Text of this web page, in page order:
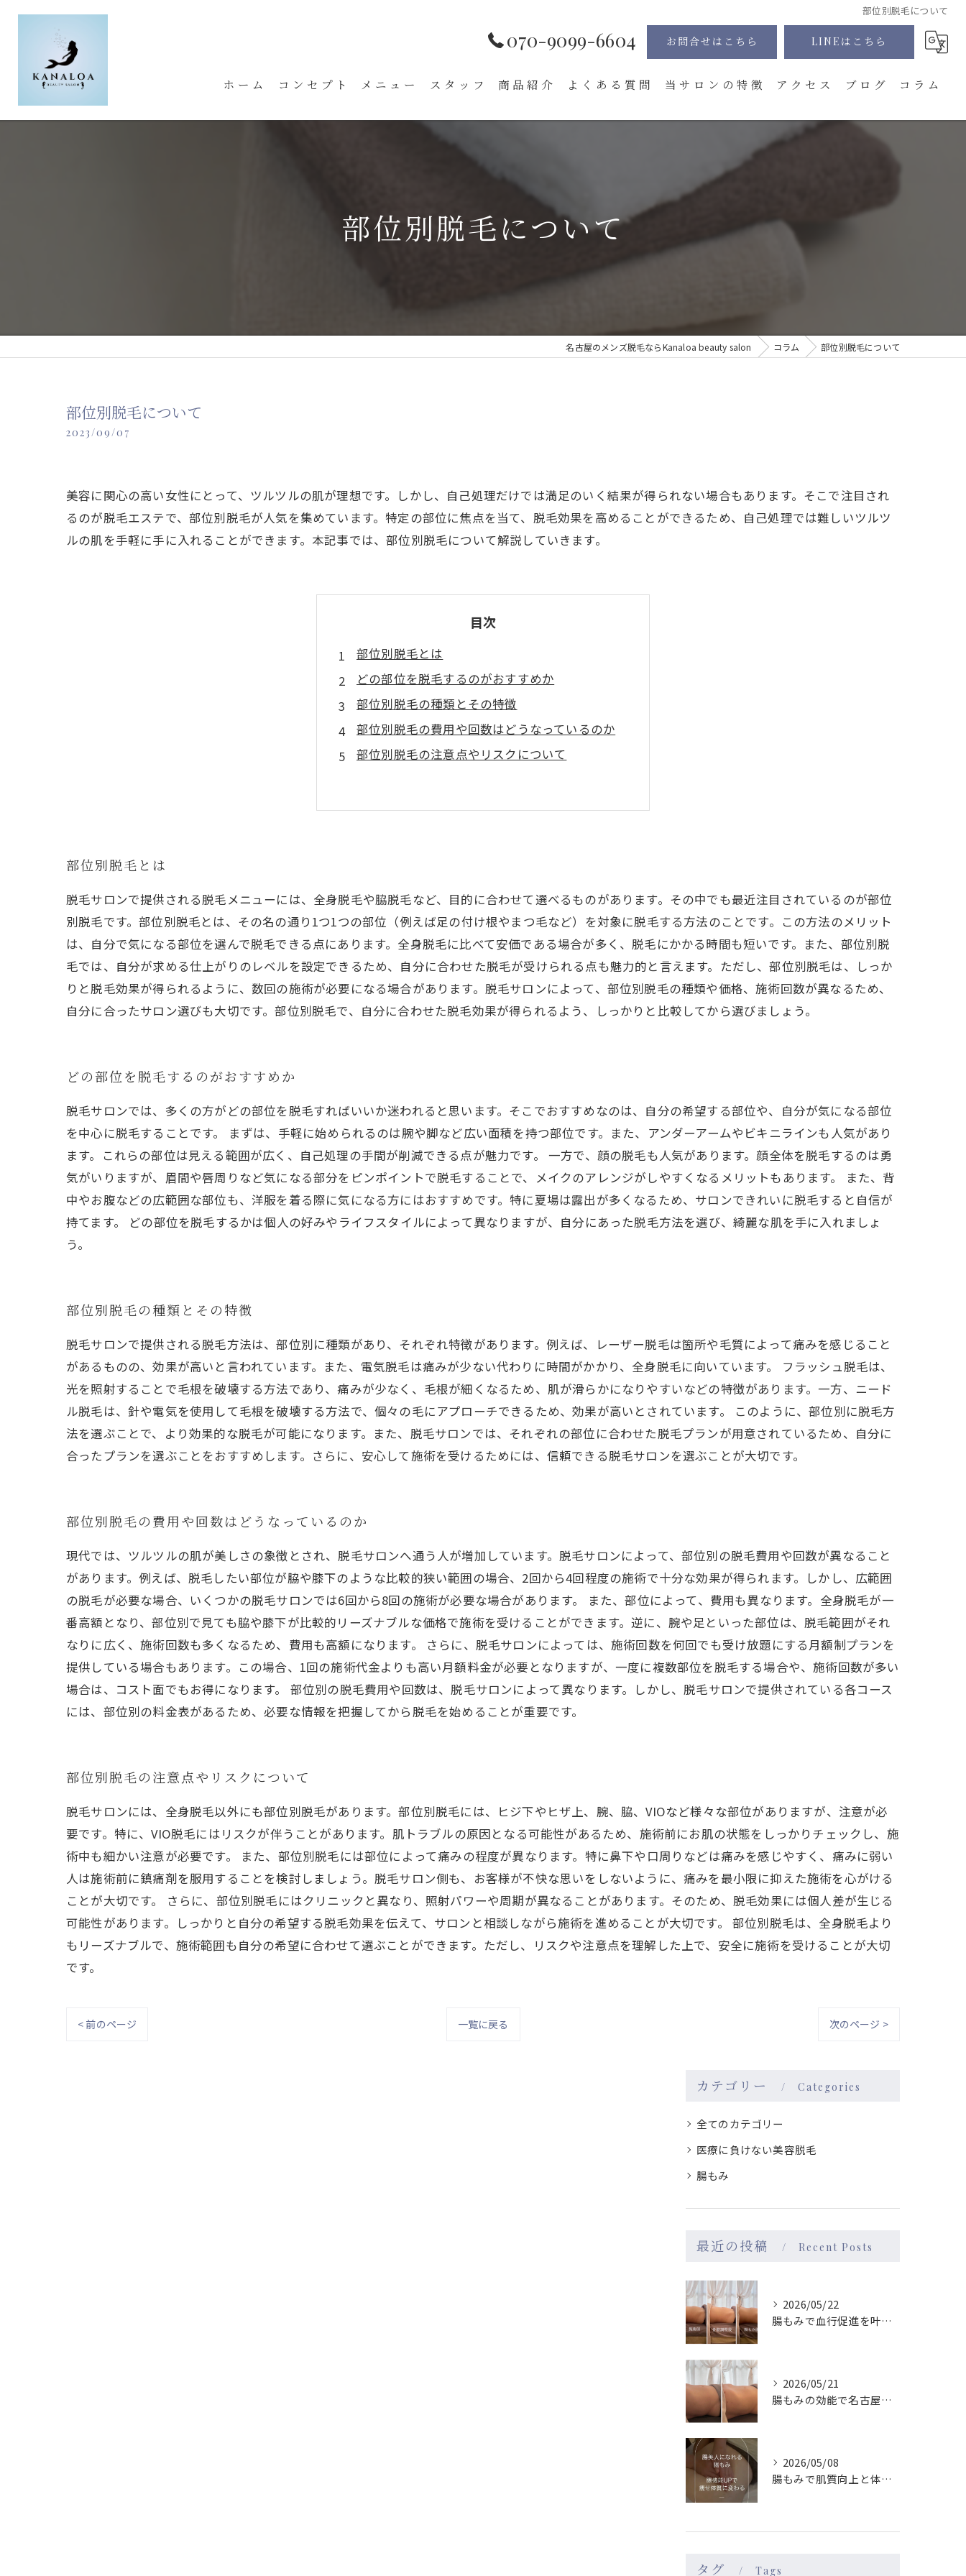
部位別脱毛について
070-9099-6604 お問合せはこちら LINEはこちら
ホーム コンセプト メニュー スタッフ 商品紹介 よくある質問 当サロンの特徴
VIO
アクセス ブログ コラム
部位別脱毛について
名古屋のメンズ脱毛ならKanaloa beauty salon コラム 部位別脱毛について
部位別脱毛について
2023/09/07
美容に関心の高い女性にとって、ツルツルの肌が理想です。しかし、自己処理だけでは満足のいく結果が得られない場合もあります。そこで注目され
るのが脱毛エステで、部位別脱毛が人気を集めています。特定の部位に焦点を当て、脱毛効果を高めることができるため、自己処理では難しいツルツ
ルの肌を手軽に手に入れることができます。本記事では、部位別脱毛について解説していきます。
目次
部位別脱毛とは
どの部位を脱毛するのがおすすめか
部位別脱毛の種類とその特徴
部位別脱毛の費用や回数はどうなっているのか
部位別脱毛の注意点やリスクについて
部位別脱毛とは
脱毛サロンで提供される脱毛メニューには、全身脱毛や脇脱毛など、目的に合わせて選べるものがあります。その中でも最近注目されているのが部位
別脱毛です。部位別脱毛とは、その名の通り1つ1つの部位（例えば足の付け根やまつ毛など）を対象に脱毛する方法のことです。この方法のメリット
は、自分で気になる部位を選んで脱毛できる点にあります。全身脱毛に比べて安価である場合が多く、脱毛にかかる時間も短いです。また、部位別脱
毛では、自分が求める仕上がりのレベルを設定できるため、自分に合わせた脱毛が受けられる点も魅力的と言えます。ただし、部位別脱毛は、しっか
りと脱毛効果が得られるように、数回の施術が必要になる場合があります。脱毛サロンによって、部位別脱毛の種類や価格、施術回数が異なるため、
自分に合ったサロン選びも大切です。部位別脱毛で、自分に合わせた脱毛効果が得られるよう、しっかりと比較してから選びましょう。
どの部位を脱毛するのがおすすめか
脱毛サロンでは、多くの方がどの部位を脱毛すればいいか迷われると思います。そこでおすすめなのは、自分の希望する部位や、自分が気になる部位
を中心に脱毛することです。 まずは、手軽に始められるのは腕や脚など広い面積を持つ部位です。また、アンダーアームやビキニラインも人気があり
ます。これらの部位は見える範囲が広く、自己処理の手間が削減できる点が魅力です。 一方で、顔の脱毛も人気があります。顔全体を脱毛するのは勇
気がいりますが、眉間や唇周りなど気になる部分をピンポイントで脱毛することで、メイクのアレンジがしやすくなるメリットもあります。 また、背
中やお腹などの広範囲な部位も、洋服を着る際に気になる方にはおすすめです。特に夏場は露出が多くなるため、サロンできれいに脱毛すると自信が
持てます。 どの部位を脱毛するかは個人の好みやライフスタイルによって異なりますが、自分にあった脱毛方法を選び、綺麗な肌を手に入れましょ
う。
部位別脱毛の種類とその特徴
脱毛サロンで提供される脱毛方法は、部位別に種類があり、それぞれ特徴があります。例えば、レーザー脱毛は箇所や毛質によって痛みを感じること
があるものの、効果が高いと言われています。また、電気脱毛は痛みが少ない代わりに時間がかかり、全身脱毛に向いています。 フラッシュ脱毛は、
光を照射することで毛根を破壊する方法であり、痛みが少なく、毛根が細くなるため、肌が滑らかになりやすいなどの特徴があります。一方、ニード
ル脱毛は、針や電気を使用して毛根を破壊する方法で、個々の毛にアプローチできるため、効果が高いとされています。 このように、部位別に脱毛方
法を選ぶことで、より効果的な脱毛が可能になります。また、脱毛サロンでは、それぞれの部位に合わせた脱毛プランが用意されているため、自分に
合ったプランを選ぶことをおすすめします。さらに、安心して施術を受けるためには、信頼できる脱毛サロンを選ぶことが大切です。
部位別脱毛の費用や回数はどうなっているのか
現代では、ツルツルの肌が美しさの象徴とされ、脱毛サロンへ通う人が増加しています。脱毛サロンによって、部位別の脱毛費用や回数が異なること
があります。例えば、脱毛したい部位が脇や膝下のような比較的狭い範囲の場合、2回から4回程度の施術で十分な効果が得られます。しかし、広範囲
の脱毛が必要な場合、いくつかの脱毛サロンでは6回から8回の施術が必要な場合があります。 また、部位によって、費用も異なります。全身脱毛が一
番高額となり、部位別で見ても脇や膝下が比較的リーズナブルな価格で施術を受けることができます。逆に、腕や足といった部位は、脱毛範囲がそれ
なりに広く、施術回数も多くなるため、費用も高額になります。 さらに、脱毛サロンによっては、施術回数を何回でも受け放題にする月額制プランを
提供している場合もあります。この場合、1回の施術代金よりも高い月額料金が必要となりますが、一度に複数部位を脱毛する場合や、施術回数が多い
場合は、コスト面でもお得になります。 部位別の脱毛費用や回数は、脱毛サロンによって異なります。しかし、脱毛サロンで提供されている各コース
には、部位別の料金表があるため、必要な情報を把握してから脱毛を始めることが重要です。
部位別脱毛の注意点やリスクについて
脱毛サロンには、全身脱毛以外にも部位別脱毛があります。部位別脱毛には、ヒジ下やヒザ上、腕、脇、VIOなど様々な部位がありますが、注意が必
要です。特に、VIO脱毛にはリスクが伴うことがあります。肌トラブルの原因となる可能性があるため、施術前にお肌の状態をしっかりチェックし、施
術中も細かい注意が必要です。 また、部位別脱毛には部位によって痛みの程度が異なります。特に鼻下や口周りなどは痛みを感じやすく、痛みに弱い
人は施術前に鎮痛剤を服用することを検討しましょう。脱毛サロン側も、お客様が不快な思いをしないように、痛みを最小限に抑えた施術を心がける
ことが大切です。 さらに、部位別脱毛にはクリニックと異なり、照射パワーや周期が異なることがあります。そのため、脱毛効果には個人差が生じる
可能性があります。しっかりと自分の希望する脱毛効果を伝えて、サロンと相談しながら施術を進めることが大切です。 部位別脱毛は、全身脱毛より
もリーズナブルで、施術範囲も自分の希望に合わせて選ぶことができます。ただし、リスクや注意点を理解した上で、安全に施術を受けることが大切
です。
< 前のページ 一覧に戻る 次のページ >
カテゴリー Categories
全てのカテゴリー
医療に負けない美容脱毛
腸もみ
最近の投稿 Recent Posts
2026/05/22
腸もみで血行促進を叶え名古屋駅近で巡りもメンタルも整える実感ガイド
2026/05/21
腸もみの効能で名古屋駅周辺の女性が体質改善を実感する理由と続けやすさ徹底ガイド
2026/05/08
腸もみで肌質向上と体質改善を名古屋駅エリアで目指す方法
タグ Tags